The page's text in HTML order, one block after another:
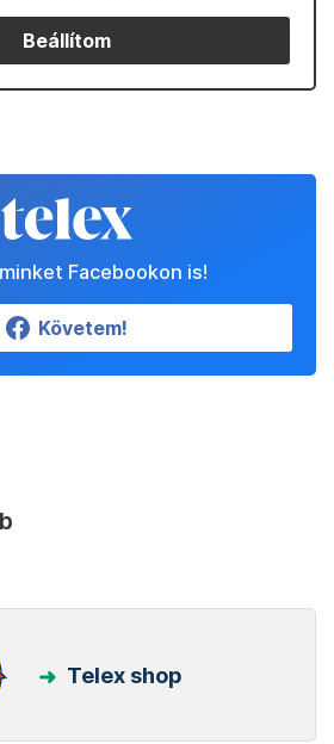
Beállítom
Facebookon is!
Követem!
Telex shop